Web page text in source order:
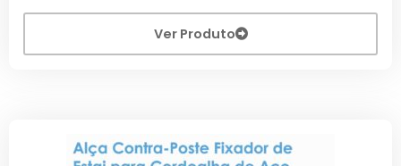
Ver Produto